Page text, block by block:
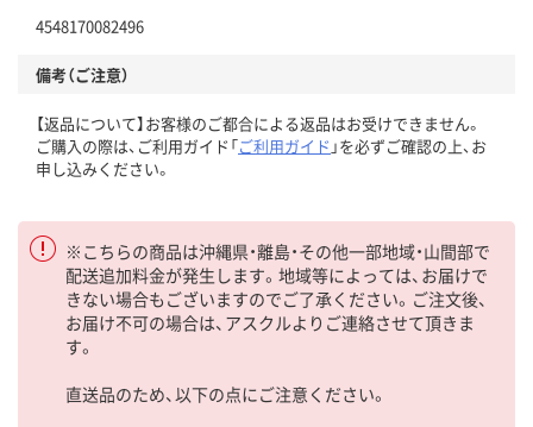
4548170082496
備考（ご注意）
【返品について】お客様のご都合による返品はお受けできません。
ご購入の際は、ご利用ガイド「ご利用ガイド 」を必ずご確認の上、お
申し込みください。
※こちらの商品は沖縄県・離島・その他一部地域・山間部で
配送追加料金が発生します。地域等によっては、お届けで
きない場合もございますのでご了承ください。ご注文後、
お届け不可の場合は、アスクルよりご連絡させて頂きま
す。
直送品のため、以下の点にご注意ください。